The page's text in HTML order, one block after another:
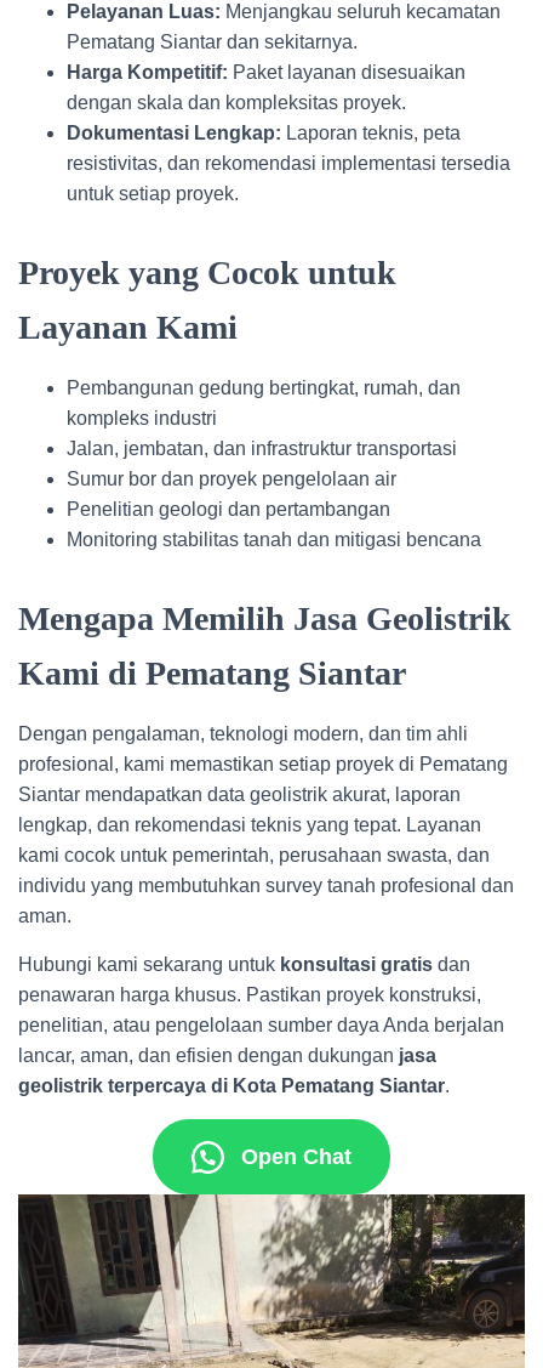
Pelayanan Luas: Menjangkau seluruh kecamatan
Pematang Siantar dan sekitarnya.
Harga Kompetitif: Paket layanan disesuaikan
dengan skala dan kompleksitas proyek.
Dokumentasi Lengkap: Laporan teknis, peta
resistivitas, dan rekomendasi implementasi tersedia
untuk setiap proyek.
Proyek yang Cocok untuk
Layanan Kami
Pembangunan gedung bertingkat, rumah, dan
kompleks industri
Jalan, jembatan, dan infrastruktur transportasi
Sumur bor dan proyek pengelolaan air
Penelitian geologi dan pertambangan
Monitoring stabilitas tanah dan mitigasi bencana
Mengapa Memilih Jasa Geolistrik
Kami di Pematang Siantar
Dengan pengalaman, teknologi modern, dan tim ahli
profesional, kami memastikan setiap proyek di Pematang
Siantar mendapatkan data geolistrik akurat, laporan
lengkap, dan rekomendasi teknis yang tepat. Layanan
kami cocok untuk pemerintah, perusahaan swasta, dan
individu yang membutuhkan survey tanah profesional dan
aman.
Hubungi kami sekarang untuk konsultasi gratis dan
penawaran harga khusus. Pastikan proyek konstruksi,
penelitian, atau pengelolaan sumber daya Anda berjalan
lancar, aman, dan efisien dengan dukungan jasa
geolistrik terpercaya di Kota Pematang Siantar.
Open Chat